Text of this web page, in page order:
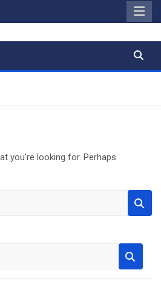
you’re looking for. Perhaps